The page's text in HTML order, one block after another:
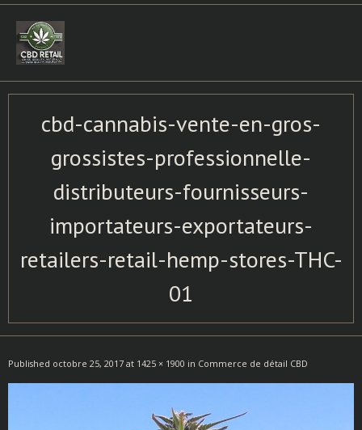
Skip
content
cbd-cannabis-vente-en-gros-
grossistes-professionnelle-
distributeurs-fournisseurs-
importateurs-exportateurs-
retailers-retail-hemp-stores-THC-
01
Published octobre 25, 2017 at 1425 × 1900 in Commerce de détail CBD